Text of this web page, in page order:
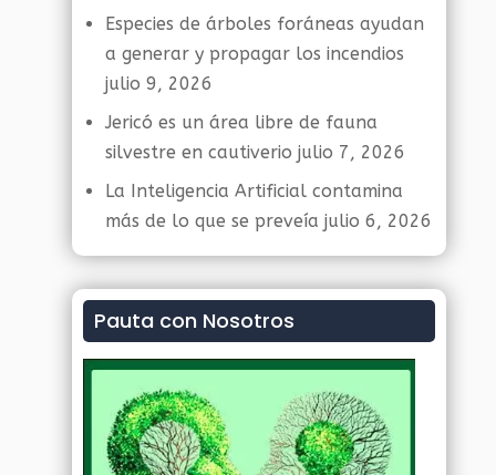
Especies de árboles foráneas ayudan
a generar y propagar los incendios
julio 9, 2026
Jericó es un área libre de fauna
silvestre en cautiverio julio 7, 2026
La Inteligencia Artificial contamina
más de lo que se preveía julio 6, 2026
Pauta con Nosotros